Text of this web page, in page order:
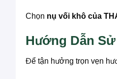
Chọn nụ vối khô của
Hướng Dẫn
Để tận hưởng trọn vẹn